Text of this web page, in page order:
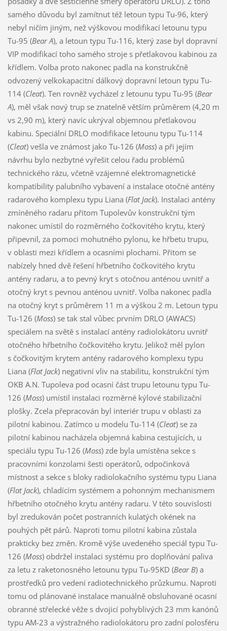
samého důvodu byl zamítnut též letoun typu Tu-96, který
nebyl ničím jiným, než výškovou modifikací letounu typu
Tu-95 (Bear A), a letoun typu Tu-116, který zase byl dopravní
VIP modifikací toho samého stroje s přetlakovou kabinou za
křídlem. Volba proto nakonec padla na konstrukčně
odvozený velkokapacitní dálkový dopravní letoun typu Tu-
114 (Cleat). Ten rovněž vycházel z letounu typu Tu-95 (Bear
A), měl však nový trup se znatelně větším průměrem (4,20 m
vs 2,90 m), který navíc ukrýval objemnou přetlakovou
kabinu. Speciální DRLO modifikace letounu typu Tu-114
(Cleat) vešla ve známost jako Tu-126 (Moss) a při jejím
návrhu bylo nezbytné vyřešit celou řadu problémů
technického rázu, včetně vzájemné elektromagnetické
kompatibility palubního vybavení a instalace otočné antény
radarového komplexu typu Liana (Flat Jack). Instalaci antény
zmíněného radaru přitom Tupolevův konstrukční tým
nakonec umístil do rozměrného čočkovitého krytu, který
připevnil, za pomoci mohutného pylonu, ke hřbetu trupu,
v oblasti mezi křídlem a ocasními plochami. Přitom se
nabízely hned dvě řešení hřbetního čočkovitého krytu
antény radaru, a to pevný kryt s otočnou anténou uvnitř a
otočný kryt s pevnou anténou uvnitř. Volba nakonec padla
na otočný kryt s průměrem 11 m a výškou 2 m. Letoun typu
Tu-126 (Moss) se tak stal vůbec prvním DRLO (AWACS)
speciálem na světě s instalací antény radiolokátoru uvnitř
otočného hřbetního čočkovitého krytu. Jelikož měl pylon
s čočkovitým krytem antény radarového komplexu typu
Liana (Flat Jack) negativní vliv na stabilitu, konstrukční tým
OKB A.N. Tupoleva pod ocasní část trupu letounu typu Tu-
126 (Moss) umístil instalaci rozměrné kýlové stabilizační
plošky. Zcela přepracován byl interiér trupu v oblasti za
pilotní kabinou. Zatímco u modelu Tu-114 (Cleat) se za
pilotní kabinou nacházela objemná kabina cestujících, u
speciálu typu Tu-126 (Moss) zde byla umístěna sekce s
pracovními konzolami šesti operátorů, odpočinková
místnost a sekce s bloky radiolokačního systému typu Liana
(Flat Jack), chladícím systémem a pohonným mechanismem
hřbetního otočného krytu antény radaru. V této souvislosti
byl zredukován počet postranních kulatých okének na
pouhých pět párů. Naproti tomu pilotní kabina zůstala
prakticky bez změn. Kromě výše uvedeného speciál typu Tu-
126 (Moss) obdržel instalaci systému pro doplňování paliva
za letu z raketonosného letounu typu Tu-95KD (Bear B) a
prostředků pro vedení radiotechnického průzkumu. Naproti
tomu od plánované instalace manuálně obsluhované ocasní
obranné střelecké věže s dvojicí pohyblivých 23 mm kanónů
typu AM-23 a výstražného radiolokátoru pro zadní polosféru